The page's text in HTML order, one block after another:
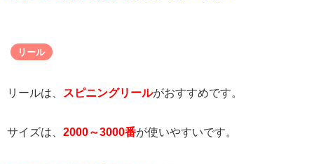
リール
リールは、 スピニングリールがおすすめです。
サイズは、 2000～3000番が使いやすいです。